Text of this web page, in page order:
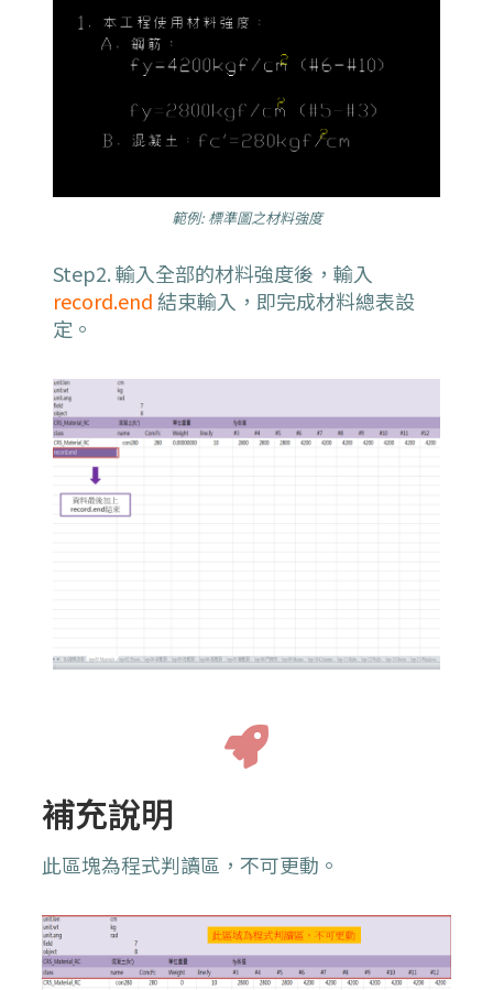
範例: 標準圖之材料強度
Step2. 輸入全部的材料強度後，輸入
record.end結束輸入，即完成材料總表設
定。
補充說明
此區塊為程式判讀區，不可更動。